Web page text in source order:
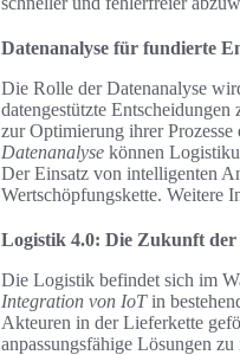
Datenanalyse für fundierte
Die Rolle der Datenanalyse
datengestützte
zur Optimierung ihrer
Datenanalyse können
Der Einsatz von intelligenten
Wertschöpfungskette. Weitere
Logistik 4.0: Die Zukunft der
Die Logistik befindet sich im
Integration von IoTin
Akteuren in der Lieferkette
anpassungsfähige Lösungen